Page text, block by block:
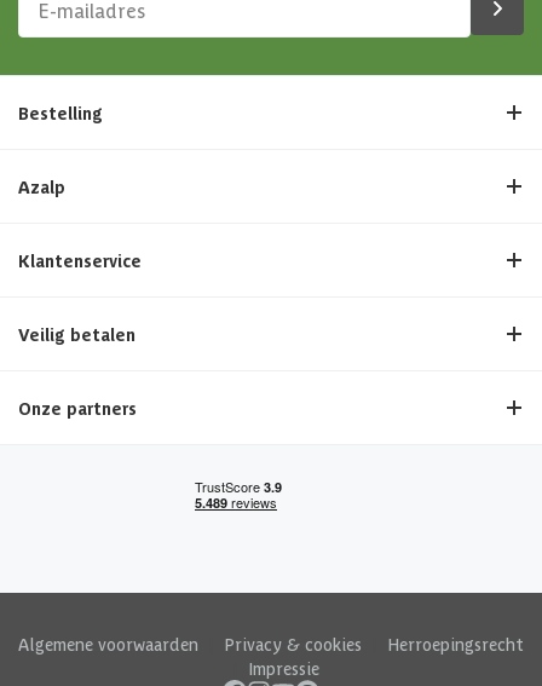
Bestelling
Azalp
Klantenservice
Veilig betalen
Onze partners
Algemene voorwaarden Privacy & cookies
Herroepingsrecht
Impressie